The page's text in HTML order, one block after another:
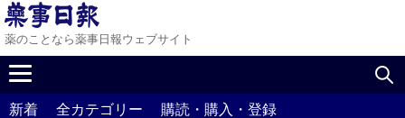
薬のことなら薬事日報ウェブサイト
新着 全カテゴリー 購読・購入・登録